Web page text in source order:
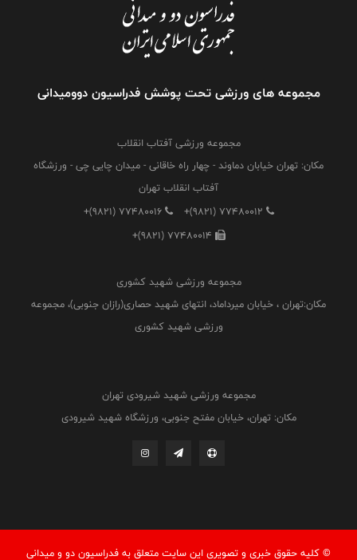
مجموعه های ورزشی تحت پوشش فدراسیون دوومیدانی
مجموعه ورزشی آفتاب انقلاب
مکان: تهران خیابان دماوند - چهار راه خاقانی - میدان چایی چی - ورزشگاه
آفتاب انقلاب تهران
+(9821) 77480012
+(9821) 77480016
+(9821) 77480014
مجموعه ورزشی شهید کشوری
مکان:تهران ، خیابان میرداماد، انتهای شهید حصاری(رازان جنوبی)، مجموعه
ورزشی شهید کشوری
مجموعه ورزشی شهید شیرودی تهران
مکان: تهران، خیابان مفتح جنوبی، ورزشگاه شهید شیرودی
© کليه حقوق خبری و تصويری اين سايت متعلق به فدراسيون دو و میدانی